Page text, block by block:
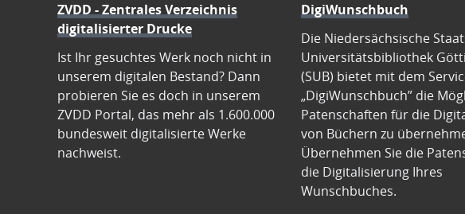
ZVDD - Zentrales Verzeichnis
digitalisierter Drucke
Ist Ihr gesuchtes Werk noch nicht in
unserem digitalen Bestand? Dann
probieren Sie es doch in unserem
ZVDD Portal, das mehr als 1.600.000
bundesweit digitalisierte Werke
nachweist.
DigiWunschbuch
Die Niedersächsische
Universitätsbibliothek
(SUB) bietet mit dem
„DigiWunschbuch” die
Patenschaften für die
von Büchern zu
Übernehmen Sie die
die Digitalisierung Ihres
Wunschbuches.